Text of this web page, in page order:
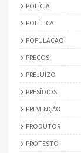
POLÍCIA
POLÍTICA
POPULACAO
PREÇOS
PREJUÍZO
PRESÍDIOS
PREVENÇÃO
PRODUTOR
PROTESTO